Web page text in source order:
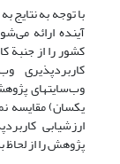
با توجه به
آینده ارائه
کشور را از جنبة
کاربردپذیری
وب‌سایتهای
یکسان) مقایسه
ارزشیابی
پژوهش را از لحاظ